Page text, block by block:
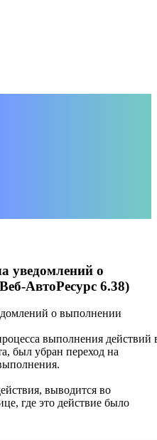
уведомлений о
АвтоРесурс 6.38)
о выполнении
выполнения действий
был убран переход на
выводится во
где это действие было